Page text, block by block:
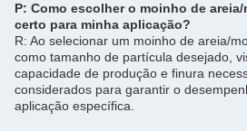
P: Como escolher o moinho de
certo para minha aplicação?
R: Ao selecionar um moinho de areia/
como tamanho de partícula desejado,
capacidade de produção e finura
considerados para garantir o
aplicação específica.